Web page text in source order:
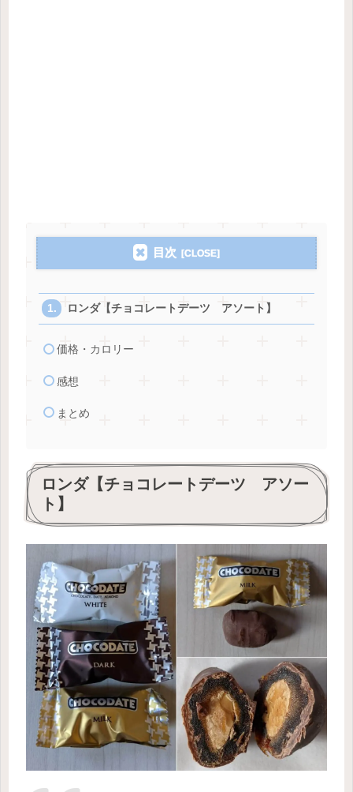
目次
ロンダ【チョコレートデーツ アソート】
価格・カロリー
感想
まとめ
ロンダ【チョコレートデーツ アソー
ト】